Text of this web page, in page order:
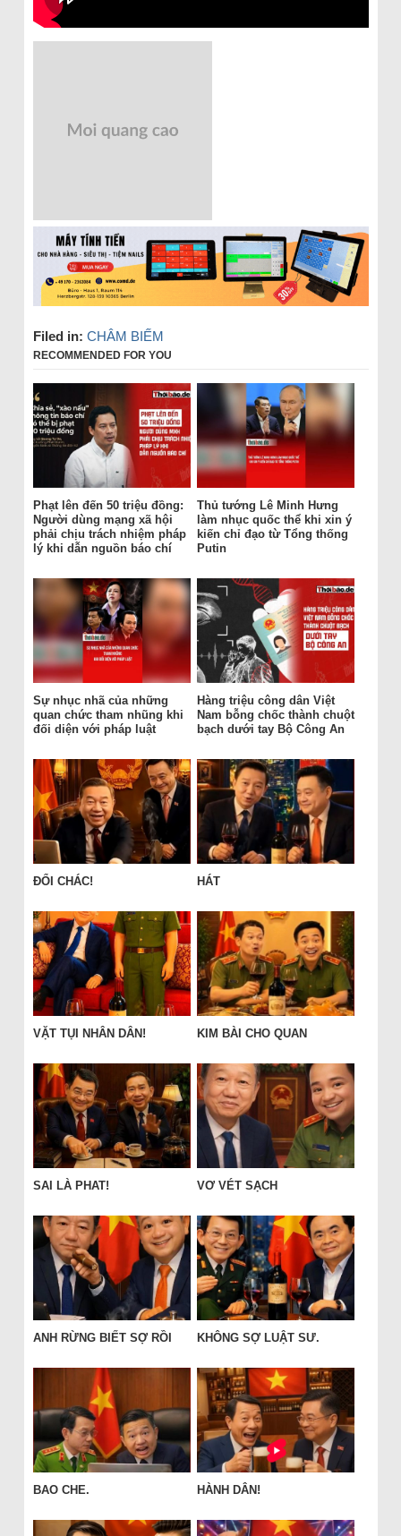
Filed in: CHÂM BIẾM
RECOMMENDED FOR YOU
Phạt lên đến 50 triệu đồng:
Người dùng mạng xã hội
phải chịu trách nhiệm pháp
lý khi dẫn nguồn báo chí
Thủ tướng Lê Minh Hưng
làm nhục quốc thể khi xin ý
kiến chỉ đạo từ Tổng thống
Putin
Sự nhục nhã của những
quan chức tham nhũng khi
đối diện với pháp luật
Hàng triệu công dân Việt
Nam bỗng chốc thành chuột
bạch dưới tay Bộ Công An
ĐỔI CHÁC! HÁT
VẶT TỤI NHÂN DÂN! KIM BÀI CHO QUAN
SAI LÀ PHAT! VƠ VÉT SẠCH
ANH RỪNG BIẾT SỢ RỒI KHÔNG SỢ LUẬT SƯ.
BAO CHE. HÀNH DÂN!